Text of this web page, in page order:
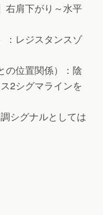
右肩下がり～水平
：レジスタンスゾ
の位置関係）：陰
2シグマラインを
シグナルとしては